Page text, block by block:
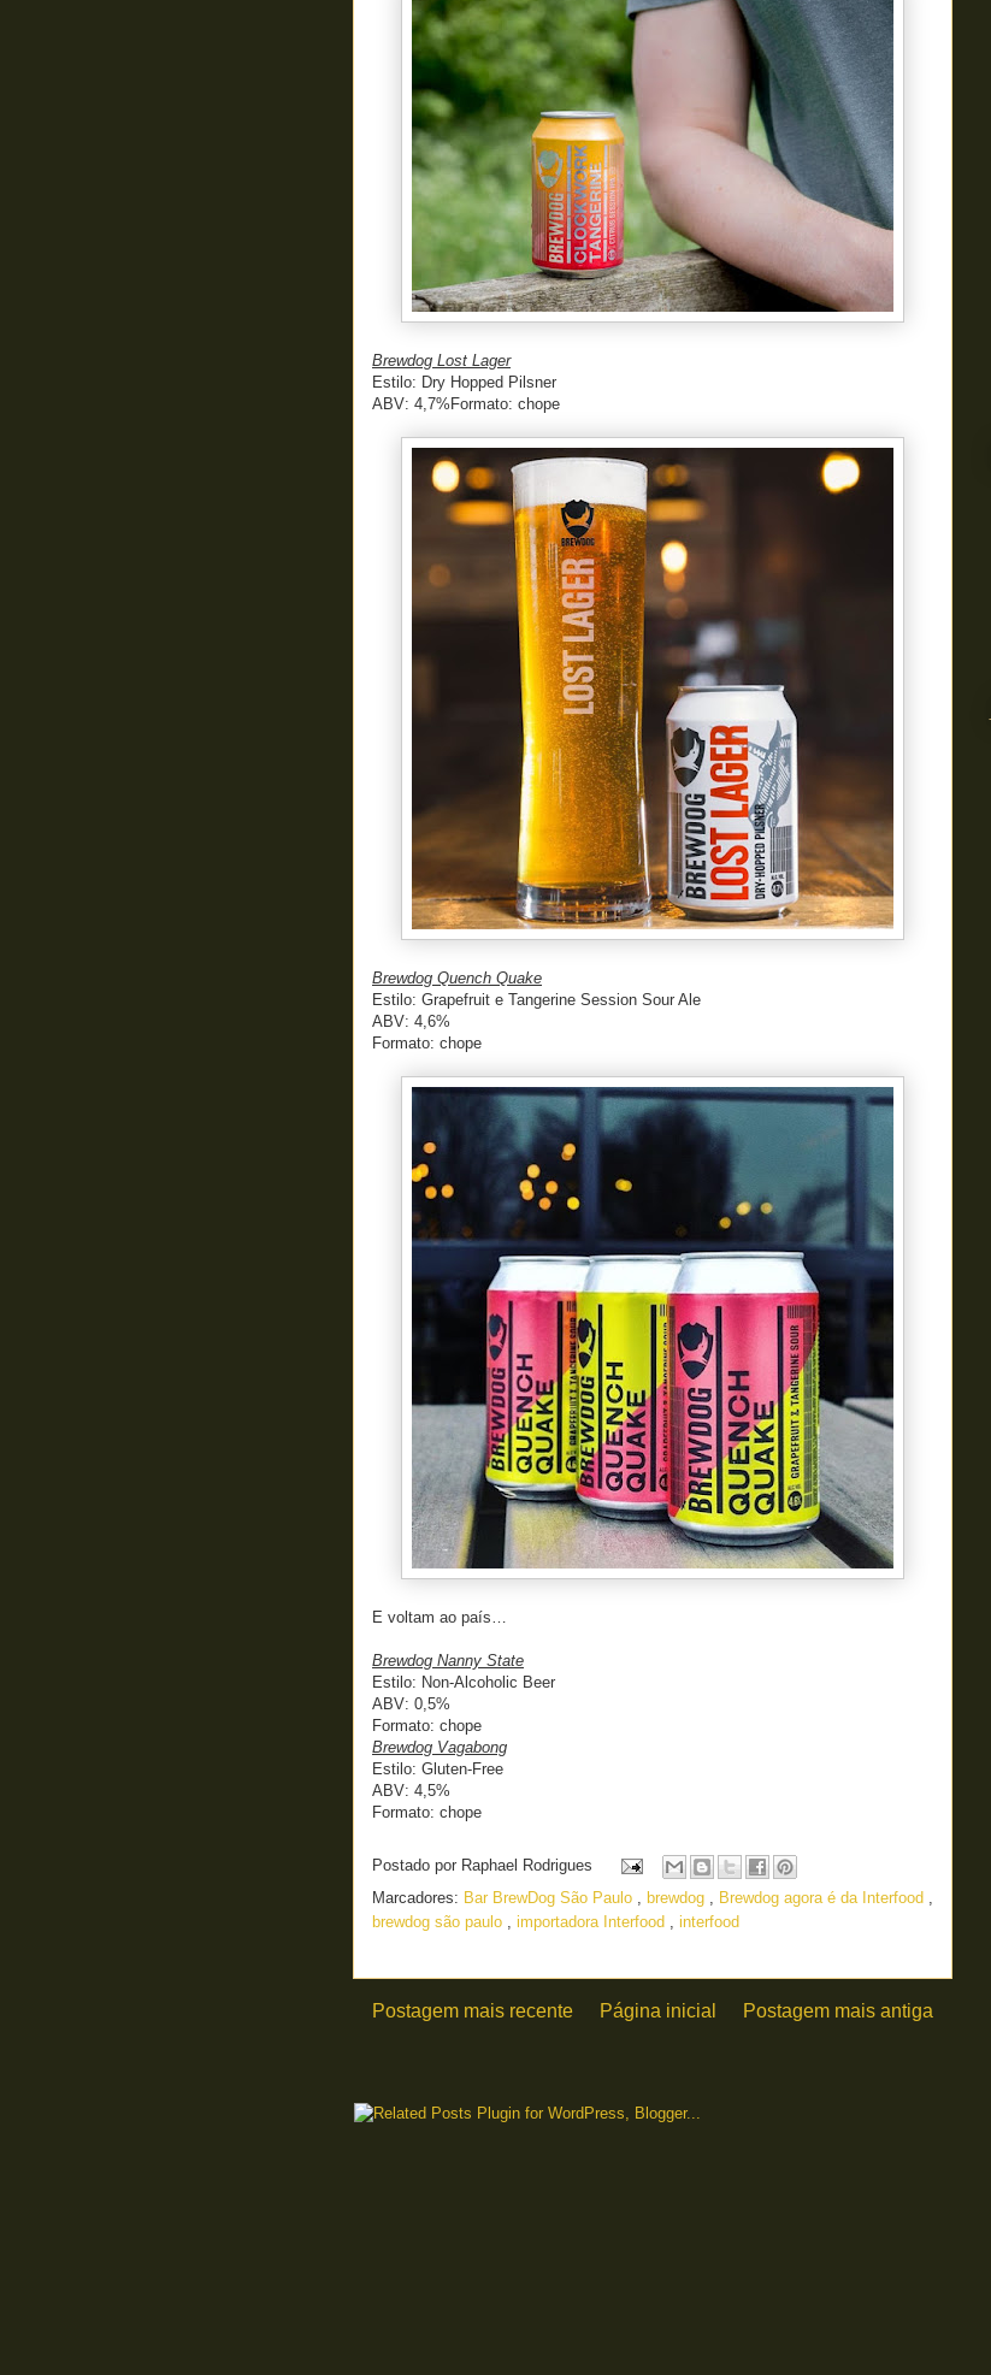
Brewdog Lost Lager
Estilo: Dry Hopped Pilsner
ABV: 4,7% Formato: chope
Brewdog Quench Quake
Estilo: Grapefruit e Tangerine Session Sour Ale
ABV: 4,6%
Formato: chope
E voltam ao país…
Brewdog Nanny State
Estilo: Non-Alcoholic Beer
ABV: 0,5%
Formato: chope
Brewdog Vagabong
Estilo: Gluten-Free
ABV: 4,5%
Formato: chope
Postado por Raphael Rodrigues
Marcadores: Bar BrewDog São Paulo , brewdog , Brewdog agora é da Interfood ,
brewdog são paulo , importadora Interfood , interfood
Postagem mais recente Postagem mais antiga
Página inicial